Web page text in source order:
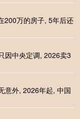
200万的房子, 5年后还
因中央定调, 2026卖3
意外, 2026年起, 中国